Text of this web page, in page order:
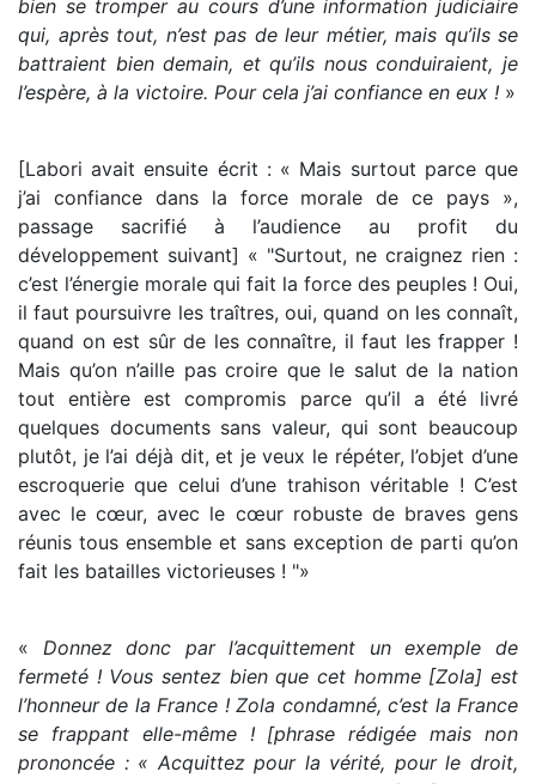
bien se tromper au cours d’une information judiciaire
qui, après tout, n’est pas de leur métier, mais qu’ils se
battraient bien demain, et qu’ils nous conduiraient, je
l’espère, à la victoire. Pour cela j’ai confiance en eux ! »
[Labori avait ensuite écrit : « Mais surtout parce que
j’ai confiance dans la force morale de ce pays »,
passage sacrifié à l’audience au profit du
développement suivant] « "Surtout, ne craignez rien :
c’est l’énergie morale qui fait la force des peuples ! Oui,
il faut poursuivre les traîtres, oui, quand on les connaît,
quand on est sûr de les connaître, il faut les frapper !
Mais qu’on n’aille pas croire que le salut de la nation
tout entière est compromis parce qu’il a été livré
quelques documents sans valeur, qui sont beaucoup
plutôt, je l’ai déjà dit, et je veux le répéter, l’objet d’une
escroquerie que celui d’une trahison véritable ! C’est
avec le cœur, avec le cœur robuste de braves gens
réunis tous ensemble et sans exception de parti qu’on
fait les batailles victorieuses ! "»
« Donnez donc par l’acquittement un exemple de
fermeté ! Vous sentez bien que cet homme [Zola] est
l’honneur de la France ! Zola condamné, c’est la France
se frappant elle-même ! [phrase rédigée mais non
prononcée : « Acquittez pour la vérité, pour le droit,